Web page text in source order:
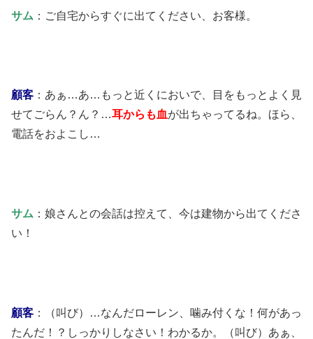
サム ：ご自宅からすぐに出てください、お客様。
顧客 ：あぁ…あ…もっと近くにおいで、目をもっとよく見
せてごらん？ん？…耳からも血が出ちゃってるね。ほら、
電話をおよこし…
サム ：娘さんとの会話は控えて、今は建物から出てくださ
い！
顧客 ：（叫び）…なんだローレン、噛み付くな！何があっ
たんだ！？しっかりしなさい！わかるか。（叫び）あぁ、